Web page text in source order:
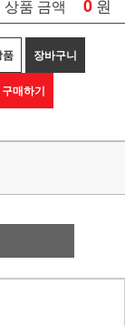
상품 금액 0 원
품 장바구니
구매하기